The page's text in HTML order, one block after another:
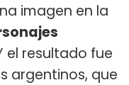
imagen en la
el resultado fue
argentinos, que